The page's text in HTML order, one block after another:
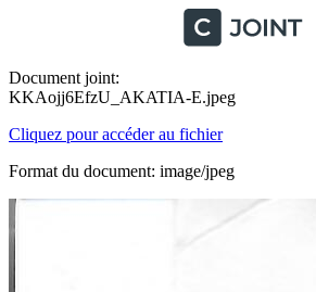
Document joint:
KKAojj6EfzU_AKATIA-E.jpeg
Cliquez pour accéder au fichier
Format du document: image/jpeg